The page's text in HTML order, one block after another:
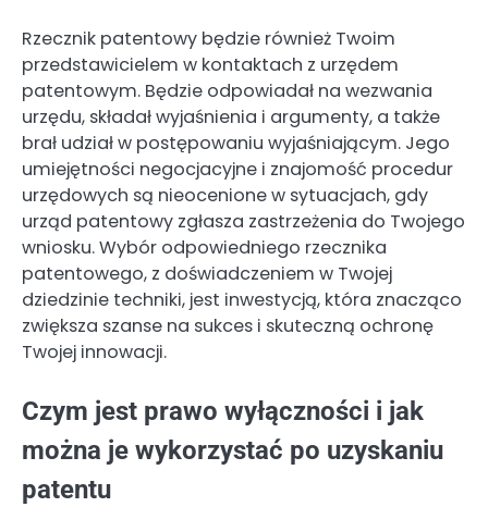
Rzecznik patentowy będzie również Twoim
przedstawicielem w kontaktach z urzędem
patentowym. Będzie odpowiadał na wezwania
urzędu, składał wyjaśnienia i argumenty, a także
brał udział w postępowaniu wyjaśniającym. Jego
umiejętności negocjacyjne i znajomość procedur
urzędowych są nieocenione w sytuacjach, gdy
urząd patentowy zgłasza zastrzeżenia do Twojego
wniosku. Wybór odpowiedniego rzecznika
patentowego, z doświadczeniem w Twojej
dziedzinie techniki, jest inwestycją, która znacząco
zwiększa szanse na sukces i skuteczną ochronę
Twojej innowacji.
Czym jest prawo wyłączności i jak
można je wykorzystać po uzyskaniu
patentu